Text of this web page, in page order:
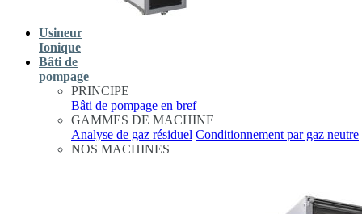
Usineur
Ionique
Bâti de
pompage
PRINCIPE
Bâti de pompage en bref
GAMMES DE MACHINE
Analyse de gaz résiduel Conditionnement par gaz neutre
NOS MACHINES